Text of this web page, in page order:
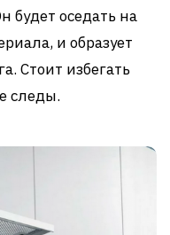
будет оседать на
и образует
Стоит избегать
следы.